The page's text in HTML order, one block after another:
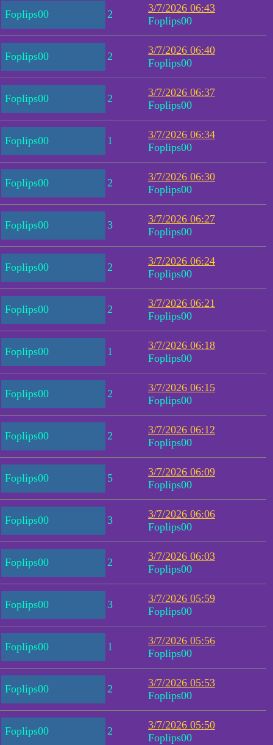
Foplips00 2
3/7/2026 06:43
Foplips00
Foplips00 2
3/7/2026 06:40
Foplips00
Foplips00 2
3/7/2026 06:37
Foplips00
Foplips00 1
3/7/2026 06:34
Foplips00
Foplips00 2
3/7/2026 06:30
Foplips00
Foplips00 3
3/7/2026 06:27
Foplips00
Foplips00 2
3/7/2026 06:24
Foplips00
Foplips00 2
3/7/2026 06:21
Foplips00
Foplips00 1
3/7/2026 06:18
Foplips00
Foplips00 2
3/7/2026 06:15
Foplips00
Foplips00 2
3/7/2026 06:12
Foplips00
Foplips00 5
3/7/2026 06:09
Foplips00
Foplips00 3
3/7/2026 06:06
Foplips00
Foplips00 2
3/7/2026 06:03
Foplips00
Foplips00 3
3/7/2026 05:59
Foplips00
Foplips00 1
3/7/2026 05:56
Foplips00
Foplips00 2
3/7/2026 05:53
Foplips00
Foplips00 2
3/7/2026 05:50
Foplips00